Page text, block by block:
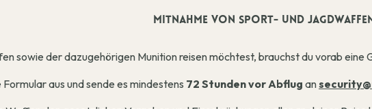
MITNAHME VON SPORT- UND
sowie der dazugehörigen Munition reisen möchtest, brauchst du vorab eine
aus und sende es mindestens 72 Stunden vor Abflug an